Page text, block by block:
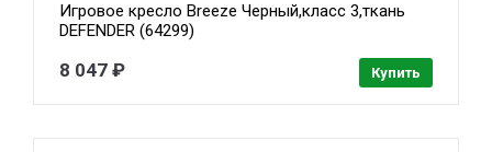
Игровое кресло Breeze Черный,класс 3,ткань
DEFENDER (64299)
8 047 ₽ Купить